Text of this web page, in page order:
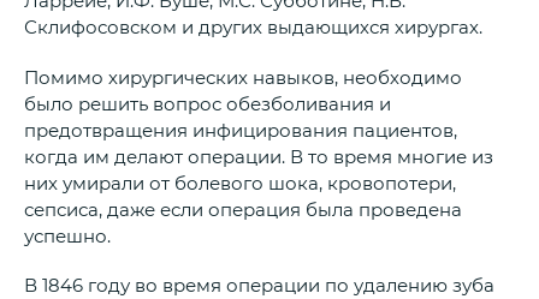
Склифосовском и других выдающихся хирургах.
Помимо хирургических навыков, необходимо
было решить вопрос обезболивания и
предотвращения инфицирования пациентов,
когда им делают операции. В то время многие из
них умирали от болевого шока, кровопотери,
сепсиса, даже если операция была проведена
успешно.
В 1846 году во время операции по удалению зуба